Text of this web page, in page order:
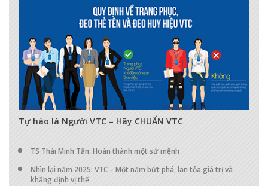
Tự hào là Người VTC – Hãy CHUẨN VTC
TS Thái Minh Tần: Hoàn thành một sứ mệnh
Nhìn lại năm 2025: VTC – Một năm bứt phá, lan tỏa giá trị và
khẳng định vị thế